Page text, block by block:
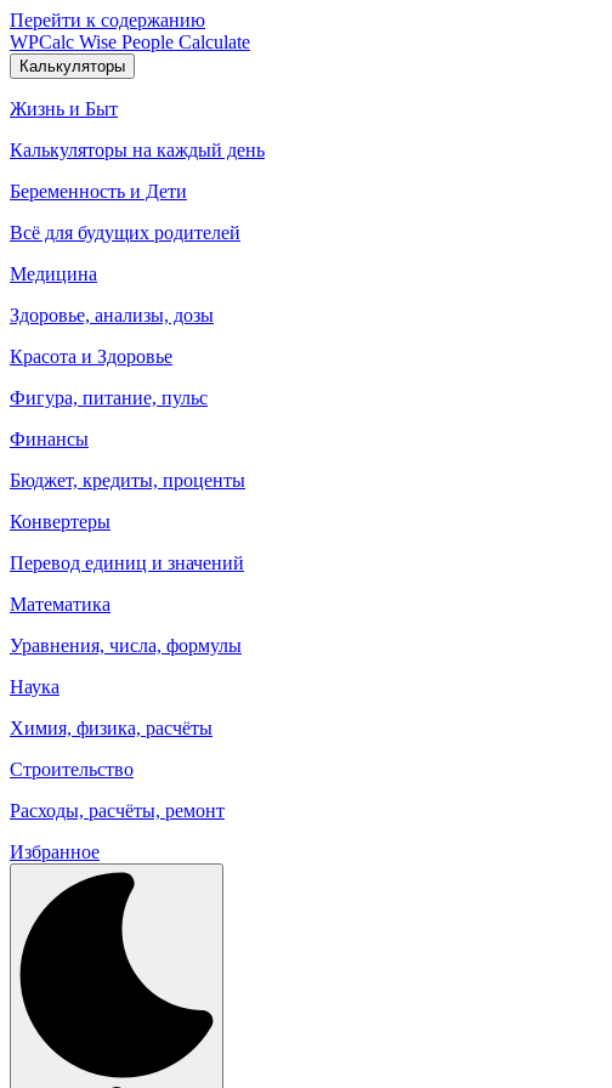
Перейти к содержанию
WPCalc Wise People Calculate
Калькуляторы
Жизнь и Быт
Калькуляторы на каждый день
Беременность и Дети
Всё для будущих родителей
Медицина
Здоровье, анализы, дозы
Красота и Здоровье
Фигура, питание, пульс
Финансы
Бюджет, кредиты, проценты
Конвертеры
Перевод единиц и значений
Математика
Уравнения, числа, формулы
Наука
Химия, физика, расчёты
Строительство
Расходы, расчёты, ремонт
Избранное